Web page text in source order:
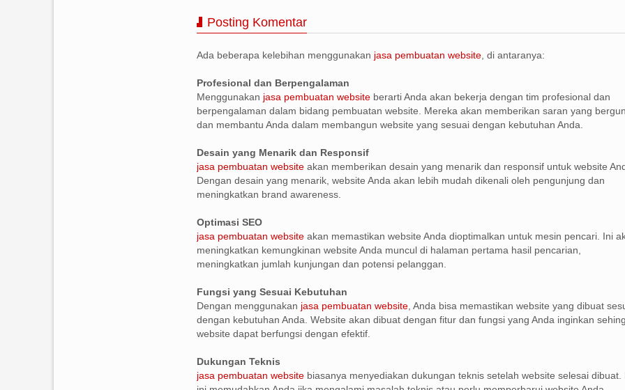
Posting Komentar
Ada beberapa kelebihan menggunakan jasa pembuatan website , di antaranya:
Profesional dan Berpengalaman
Menggunakan jasa pembuatan website berarti Anda akan bekerja dengan tim profesional dan
berpengalaman dalam bidang pembuatan website. Mereka akan memberikan saran yang
dan membantu Anda dalam membangun website yang sesuai dengan kebutuhan Anda.
Desain yang Menarik dan Responsif
jasa pembuatan website akan memberikan desain yang menarik dan responsif untuk website
Dengan desain yang menarik, website Anda akan lebih mudah dikenali oleh pengunjung dan
meningkatkan brand awareness.
Optimasi SEO
jasa pembuatan website akan memastikan website Anda dioptimalkan untuk mesin pencari. Ini
meningkatkan kemungkinan website Anda muncul di halaman pertama hasil pencarian,
meningkatkan jumlah kunjungan dan potensi pelanggan.
Fungsi yang Sesuai Kebutuhan
Dengan menggunakan jasa pembuatan website , Anda bisa memastikan website yang dibuat
dengan kebutuhan Anda. Website akan dibuat dengan fitur dan fungsi yang Anda inginkan
website dapat berfungsi dengan efektif.
Dukungan Teknis
jasa pembuatan website biasanya menyediakan dukungan teknis setelah website selesai dibuat.